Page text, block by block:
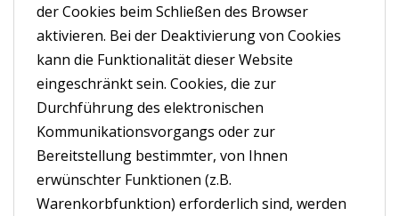
der Cookies beim Schließen des Browser
aktivieren. Bei der Deaktivierung von Cookies
kann die Funktionalität dieser Website
eingeschränkt sein. Cookies, die zur
Durchführung des elektronischen
Kommunikationsvorgangs oder zur
Bereitstellung bestimmter, von Ihnen
erwünschter Funktionen (z.B.
Warenkorbfunktion) erforderlich sind, werden